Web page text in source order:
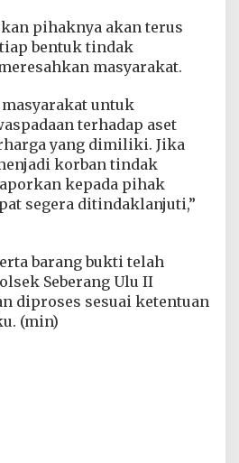
pihaknya akan terus
bentuk tindak
masyarakat.
untuk
terhadap aset
yang dimiliki. Jika
korban tindak
kepada pihak
segera ditindaklanjuti,”
barang bukti telah
Seberang Ulu II
diproses sesuai ketentuan
(min)